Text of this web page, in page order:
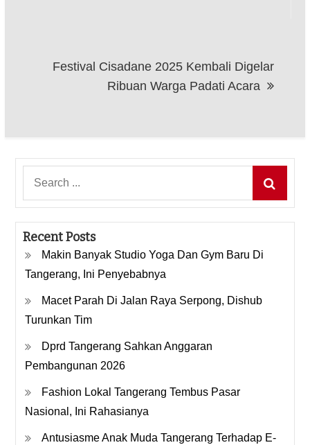
Festival Cisadane 2025 Kembali Digelar
Ribuan Warga Padati Acara
Recent Posts
Makin Banyak Studio Yoga Dan Gym Baru Di
Tangerang, Ini Penyebabnya
Macet Parah Di Jalan Raya Serpong, Dishub
Turunkan Tim
Dprd Tangerang Sahkan Anggaran
Pembangunan 2026
Fashion Lokal Tangerang Tembus Pasar
Nasional, Ini Rahasianya
Antusiasme Anak Muda Tangerang Terhadap E-